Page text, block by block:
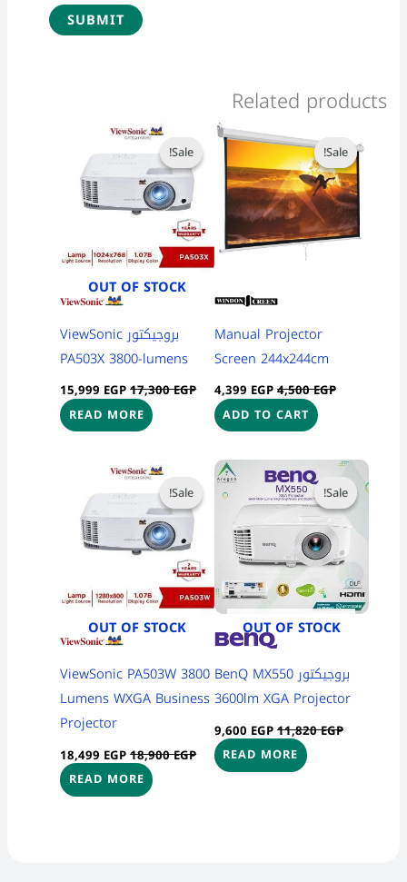
Related products
Sale!
Sale!
Manual Projector
Screen 244x244cm
4,500EGP
Original
price
was:
4,500 EGP.
4,399 EGP
price
is:
4,399 EGP.
ADD TO CART
Sale!
OUT OF STOCK
Sale!
بروجيكتور ViewSonic
PA503X 3800-lumens
17,300EGP
Original
price
was:
17,300 EGP.
15,999 EGP
READ MORE
Sale!
OUT OF STOCK
Sale!
بروجيكتور BenQ MX550
3600lm XGA Projector
11,820EGP
Original
price
was:
11,820 EGP.
9,600 EGP
Current
price
is:
9,600 EGP.
READ MORE
Sale!
OUT OF STOCK
Sale!
ViewSonic PA503W 3800
Lumens WXGA Business
Projector
18,900EGP
Original
price
was:
18,900 EGP.
18,499 EGP
READ MORE